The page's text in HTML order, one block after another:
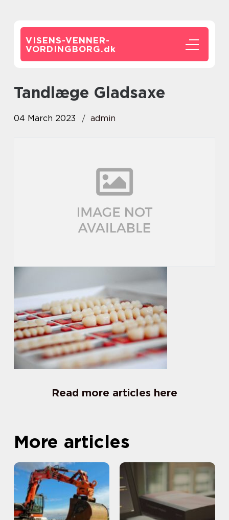
VISENS-VENNER-
VORDINGBORG.dk
tandlæge Gladsaxe
04 March 2023 admin
Read more articles here
More articles